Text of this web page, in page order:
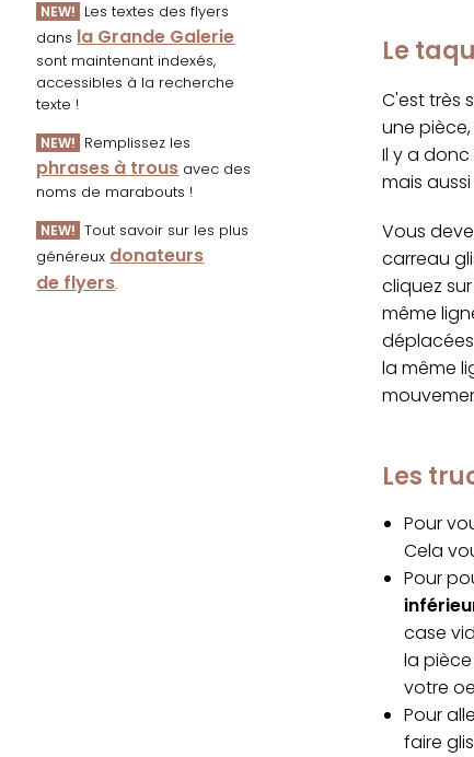
NEW! Les textes des flyers
dans la Grande Galerie
sont maintenant indexés,
accessibles à la recherche
texte !
NEW! Remplissez les
phrases à trous avec des
noms de marabouts !
NEW! Tout savoir sur les plus
généreux donateurs
de flyers.
Le
C'est très
une
Il y a
mais
Vous
carreau
cliquez
même
la même
Les
Pour
Cela
Pour
case
la
votre
Pour
faire